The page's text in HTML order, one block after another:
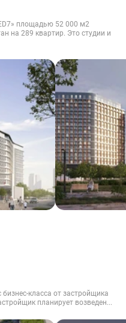
площадью 52 000 м2
на 289 квартир. Это студии и
класса от застройщика
планирует возведен...